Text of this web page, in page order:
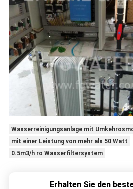
Wasserreinigungsanlage mit
mit einer Leistung von mehr als 50 Watt
0.5m3/h ro Wasserfiltersystem
Erhalten Sie den